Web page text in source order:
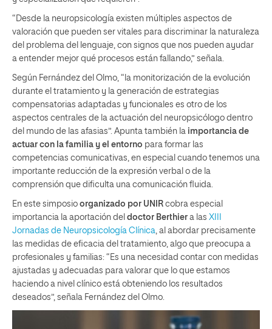
“Desde la neuropsicología existen múltiples aspectos de
valoración que pueden ser vitales para discriminar la naturaleza
del problema del lenguaje, con signos que nos pueden ayudar
a entender mejor qué procesos están fallando,” señala.
Según Fernández del Olmo, “la monitorización de la evolución
durante el tratamiento y la generación de estrategias
compensatorias adaptadas y funcionales es otro de los
aspectos centrales de la actuación del neuropsicólogo dentro
del mundo de las afasias”. Apunta también la importancia de
actuar con la familia y el entorno para formar las
competencias comunicativas, en especial cuando tenemos una
importante reducción de la expresión verbal o de la
comprensión que dificulta una comunicación fluida.
En este simposio organizado por UNIR cobra especial
importancia la aportación del doctor Berthier a las XIII
Jornadas de Neuropsicología Clínica, al abordar precisamente
las medidas de eficacia del tratamiento, algo que preocupa a
profesionales y familias: “Es una necesidad contar con medidas
ajustadas y adecuadas para valorar que lo que estamos
haciendo a nivel clínico está obteniendo los resultados
deseados”, señala Fernández del Olmo.